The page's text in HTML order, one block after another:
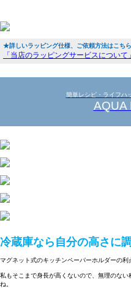
★詳しいラッピング仕様、ご依頼方法はこち
「当店のラッピングサービスについて
簡単レシピ・ライフハ
AQUA
冷蔵庫なら自分の高さに
マグネット式のキッチンペーパーホルダーの
私もそこまで身長が高くないので、無理のな
ね。